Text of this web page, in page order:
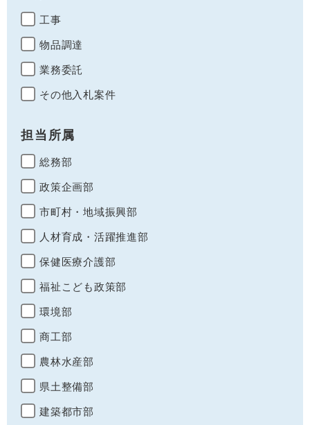
工事
物品調達
業務委託
その他入札案件
担当所属
総務部
政策企画部
市町村・地域振興部
人材育成・活躍推進部
保健医療介護部
福祉こども政策部
環境部
商工部
農林水産部
県土整備部
建築都市部